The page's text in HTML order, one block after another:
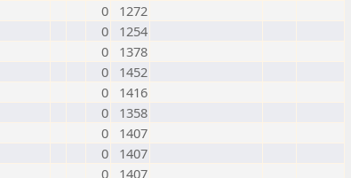
0
1272
0
1254
0
1378
0
1452
0
1416
0
1358
0
1407
0
1407
0
1407